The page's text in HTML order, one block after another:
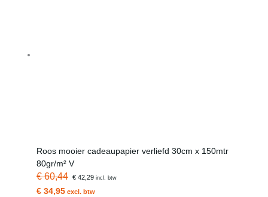
Roos mooier cadeaupapier verliefd 30cm x 150mtr
80gr/m² V
€ 60,44 € 42,29incl. btw
€ 34,95 excl. btw